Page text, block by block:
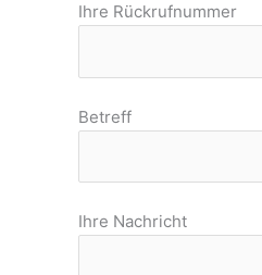
Ihre Rückrufnummer
Betreff
Ihre Nachricht